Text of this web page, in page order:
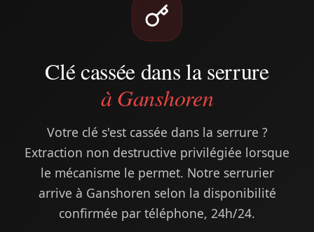
Clé cassée dans la serrure
à Ganshoren
Votre clé s'est cassée dans la serrure ?
Extraction non destructive privilégiée lorsque
le mécanisme le permet. Notre serrurier
arrive à Ganshoren selon la disponibilité
confirmée par téléphone, 24h/24.